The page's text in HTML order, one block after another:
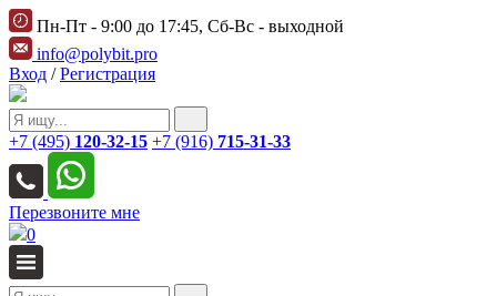
Пн-Пт - 9:00 до 17:45, Сб-Вс - выходной
info@polybit.pro
Вход /Регистрация
+7 (495) 120-32-15 +7 (916) 715-31-33
Перезвоните мне
0